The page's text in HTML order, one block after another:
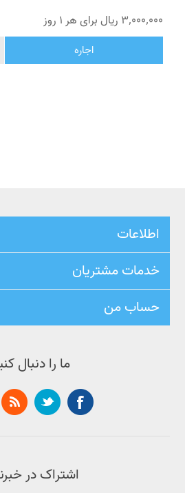
3٬000٬000 ریال برای هر 1 روز
اجاره
اطلاعات
خدمات مشتریان
حساب من
ما را دنبال
اشتراک در